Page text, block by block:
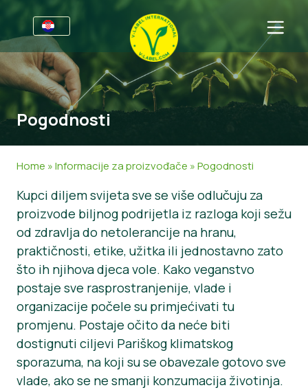
Za tvrtke
Informacije za proizvođače
V-Label Webinari
Izvori
Zatražite certifikat
Sektori
Opće informacije
Neprehrambeni proizvodi
Gastronomija
FAQ
Certificirani Proizvodi
Kontaktirajte nas
Zatražite certifikat
Prijavite zlouporabu
Korisničko područje
Novosti
Materijali za tisak
Pogodnosti
Home »Informacije za proizvođače »Pogodnosti
Kupci diljem svijeta sve se više odlučuju za
proizvode biljnog podrijetla iz razloga koji sežu
od zdravlja do netolerancije na hranu,
praktičnosti, etike, užitka ili jednostavno zato
što ih njihova djeca vole. Kako veganstvo
postaje sve rasprostranjenije, vlade i
organizacije počele su primjećivati tu
promjenu. Postaje očito da neće biti
dostignuti ciljevi Pariškog klimatskog
sporazuma, na koji su se obavezale gotovo sve
vlade, ako se ne smanji konzumacija životinja.